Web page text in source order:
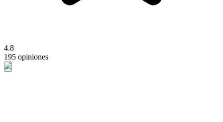
4.8
195 opiniones